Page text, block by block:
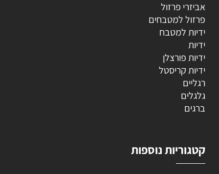
אביזרי פרזול
פרזול למטבחים
ידיות למטבח
ידיות
ידיות פורצלן
ידיות קריסטל
רגליים
גלגלים
ברגים
קטגוריות נוספות